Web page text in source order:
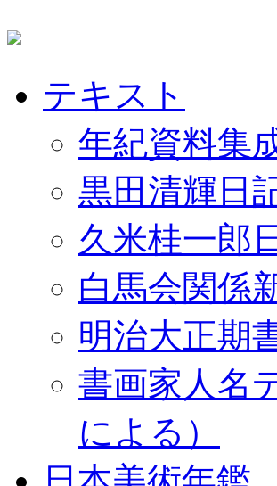
テキスト
年紀資料集
黒田清輝日
久米桂一郎
白馬会関係
明治大正期
書画家人名
による）